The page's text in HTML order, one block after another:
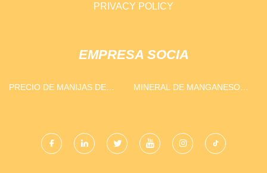
PRIVACY POLICY
EMPRESA SOCIA
PRECIO DE MANIJAS DE
MINERAL DE MANGANESO